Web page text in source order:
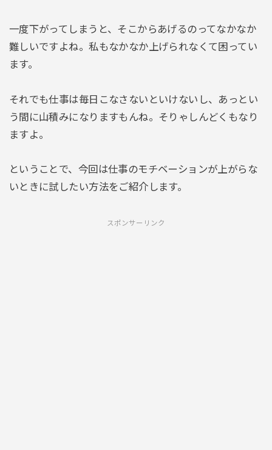
一度下がってしまうと、そこからあげるのってなかなか
難しいですよね。私もなかなか上げられなくて困ってい
ます。
それでも仕事は毎日こなさないといけないし、あっとい
う間に山積みになりますもんね。そりゃしんどくもなり
ますよ。
ということで、今回は仕事のモチベーションが上がらな
いときに試したい方法をご紹介します。
スポンサーリンク